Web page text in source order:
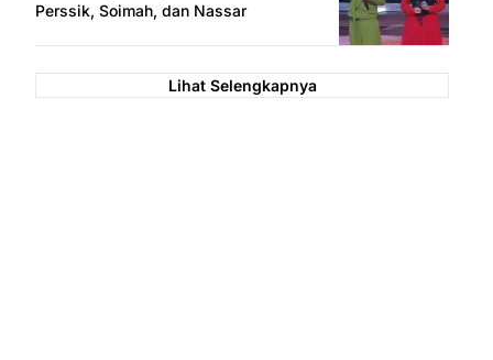
Perssik, Soimah, dan Nassar
Lihat Selengkapnya